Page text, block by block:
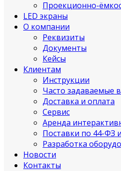
Проекционно-
LED экраны
О компании
Реквизиты
Документы
Кейсы
Клиентам
Инструкции
Часто задаваемые
Доставка и оплата
Сервис
Аренда
Поставки по 44-ФЗ
Разработка
Новости
Контакты